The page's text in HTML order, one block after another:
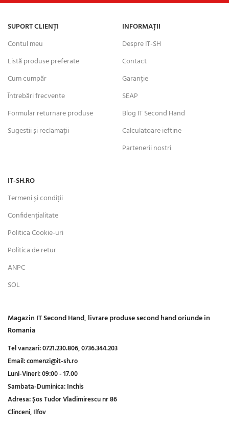
SUPORT CLIENȚI
Contul meu
Listă produse preferate
Cum cumpăr
Întrebări frecvente
Formular returnare produse
Sugestii și reclamații
INFORMAȚII
Despre IT-SH
Contact
Garanție
SEAP
Blog IT Second Hand
Calculatoare ieftine
Partenerii nostri
IT-SH.RO
Termeni și condiții
Confidențialitate
Politica Cookie-uri
Politica de retur
ANPC
SOL
Magazin IT Second Hand, livrare produse second hand oriunde in
Romania
Tel vanzari:0721.230.806,0736.344.203
Email:comenzi@it-sh.ro
Luni-Vineri:09:00 - 17.00
Sambata-Duminica:Inchis
Adresa:Șos Tudor Vladimirescu nr 86
Clinceni, Ilfov